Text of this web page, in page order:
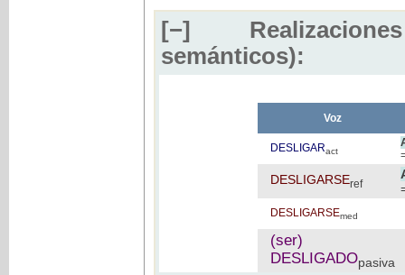
[−]
semánticos):
Voz
DESLIGARact
DESLIGARSEref
DESLIGARSEmed
(ser)
DESLIGADOpasiva